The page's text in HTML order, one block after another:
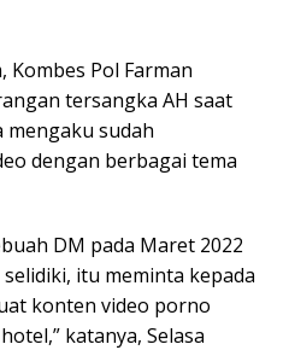
Kombes Pol Farman
tersangka AH saat
mengaku sudah
dengan berbagai tema
DM pada Maret 2022
itu meminta kepada
konten video porno
katanya, Selasa